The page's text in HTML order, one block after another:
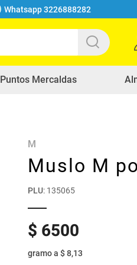
Whatsapp 3226888282
Puntos Mercaldas
M
Muslo M
PLU: 135065
$ 6500
gramoa $ 8,13